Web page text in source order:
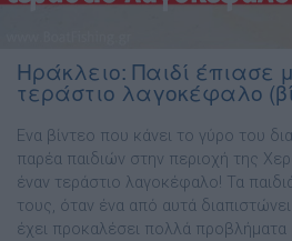
Ηράκλειο: Παιδί έπιασε
τεράστιο λαγοκέφαλο
Ενα βίντεο που κάνει το γύρο του
παρέα παιδιών στην περιοχή της
έναν τεράστιο λαγοκέφαλο! Τα
τους, όταν ένα από αυτά
έχει προκαλέσει πολλά